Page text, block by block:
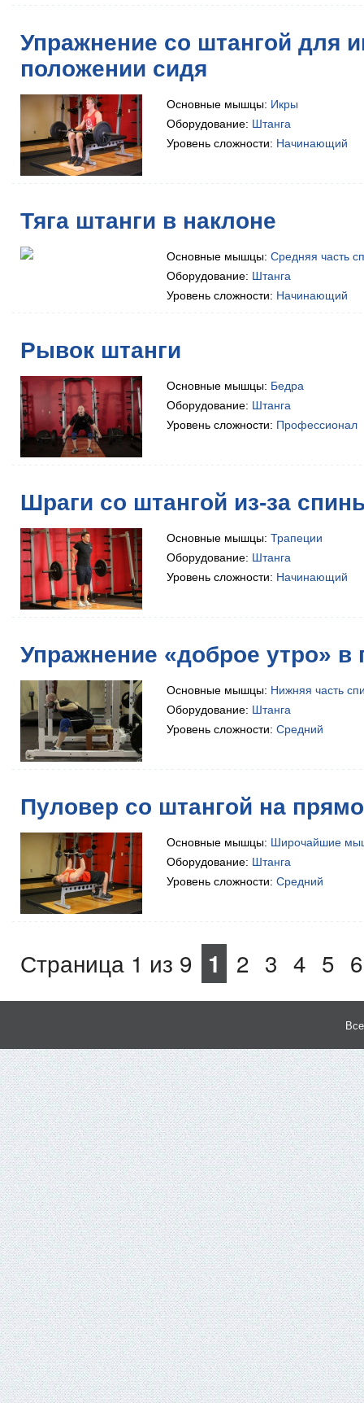
Упражнение со штангой для
положении сидя
Основные мышцы: Икры
Оборудование: Штанга
Уровень сложности: Начинающий
Тяга штанги в наклоне
Основные мышцы: Средняя часть
Оборудование: Штанга
Уровень сложности: Начинающий
Рывок штанги
Основные мышцы: Бедра
Оборудование: Штанга
Уровень сложности: Профессионал
Шраги со штангой из-за
Основные мышцы: Трапеции
Оборудование: Штанга
Уровень сложности: Начинающий
Упражнение «доброе утро» в
Основные мышцы: Нижняя часть
Оборудование: Штанга
Уровень сложности: Средний
Пуловер со штангой на
Основные мышцы: Широчайшие
Оборудование: Штанга
Уровень сложности: Средний
Страница 1 из 9 1 2 3 4 5 6